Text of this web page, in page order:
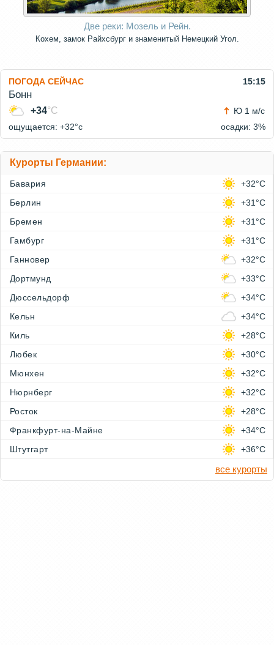
Две реки: Мозель и Рейн.
Кохем, замок Райхсбург и знаменитый Немецкий Угол.
ПОГОДА СЕЙЧАС 15:15
Бонн
+34°C
Ю 1 м/с
ощущается: +32°c
осадки: 3%
Курорты Германии:
Бавария
+32°C
Берлин
+31°C
Бремен
+31°C
Гамбург
+31°C
Ганновер
+32°C
Дортмунд
+33°C
Дюссельдорф
+34°C
Кельн
+34°C
Киль
+28°C
Любек
+30°C
Мюнхен
+32°C
Нюрнберг
+32°C
Росток
+28°C
Франкфурт-на-Майне
+34°C
Штутгарт
+36°C
все курорты